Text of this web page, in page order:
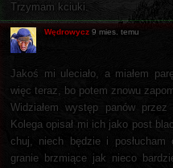
Trzymam kciuki.
Wędrowycz 9 mies. temu
Jakoś mi uleciało, a miałem
więc teraz, bo potem znowu
Widziałem występ panów
Kolega opisał mi ich jako post
chuj, niech będzie i
granie brzmiące jak nieco